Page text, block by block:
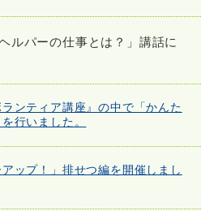
ルパーの仕事とは？」講話に
ランティア講座』の中で「かんた
行いました。
ップ！」排せつ編を開催しまし